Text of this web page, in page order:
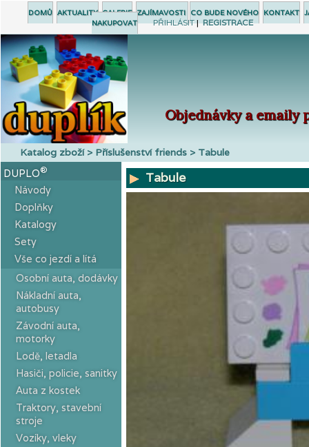
DOMŮ AKTUALITY GALERIE ZAJÍMAVOSTI CO BUDE NOVÉHO KONTAKT
NAKUPOVAT
PŘIHLÁSIT| REGISTRACE
Objednávky a emaily
Katalog zboží > Příslušenství friends > Tabule
DUPLO®
Návody
Doplňky
Katalogy
Sety
Vše co jezdí a lítá
Osobní auta, dodávky
Nákladní auta,
autobusy
Závodní auta,
motorky
Lodě, letadla
Hasiči, policie, sanitky
Auta z kostek
Traktory, stavební
stroje
Vozíky, vleky
Tabule